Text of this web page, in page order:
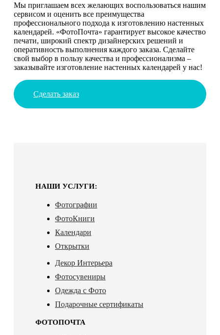
Мы приглашаем всех желающих воспользоваться нашим
сервисом и оценить все преимущества
профессионального подхода к изготовлению настенных
календарей. «ФотоПочта» гарантирует высокое качество
печати, широкий спектр дизайнерских решений и
оперативность выполнения каждого заказа. Сделайте
свой выбор в пользу качества и профессионализма –
заказывайте изготовление настенных календарей у нас!
Сделать заказ
НАШИ УСЛУГИ:
Фотографии
ФотоКниги
Календари
Открытки
Декор Интерьера
Фотосувениры
Одежда с Фото
Подарочные сертификаты
ФОТОПОЧТА